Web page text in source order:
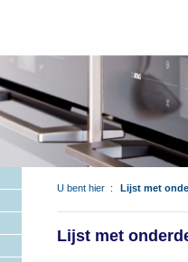
U bent hier : Lijst met
Lijst met